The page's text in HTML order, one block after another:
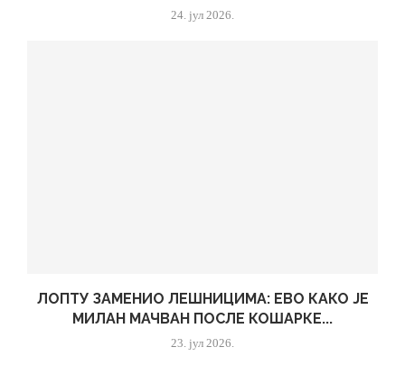
24. јул 2026.
ЛОПТУ ЗАМЕНИО ЛЕШНИЦИМА: ЕВО КАКО ЈЕ
МИЛАН МАЧВАН ПОСЛЕ КОШАРКЕ...
23. јул 2026.